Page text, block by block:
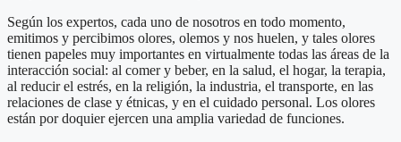
Según los expertos, cada uno de nosotros en todo momento,
emitimos y percibimos olores, olemos y nos huelen, y tales olores
tienen papeles muy importantes en virtualmente todas las áreas de la
interacción social: al comer y beber, en la salud, el hogar, la terapia,
al reducir el estrés, en la religión, la industria, el transporte, en las
relaciones de clase y étnicas, y en el cuidado personal. Los olores
están por doquier ejercen una amplia variedad de funciones.